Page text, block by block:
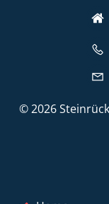
© 2026